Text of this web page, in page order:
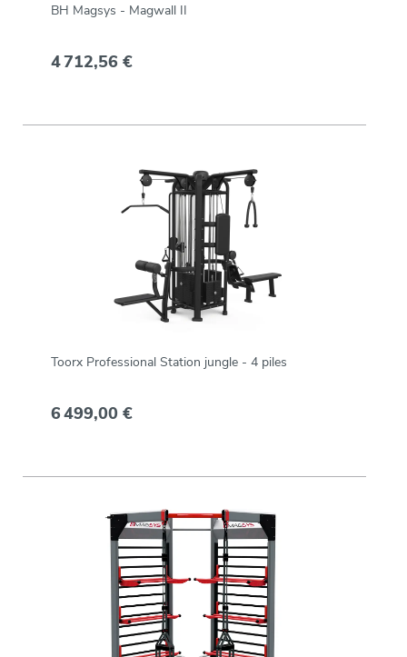
BH Magsys - Magwall II
4 712,56 €
Toorx Professional Station jungle - 4 piles
6 499,00 €